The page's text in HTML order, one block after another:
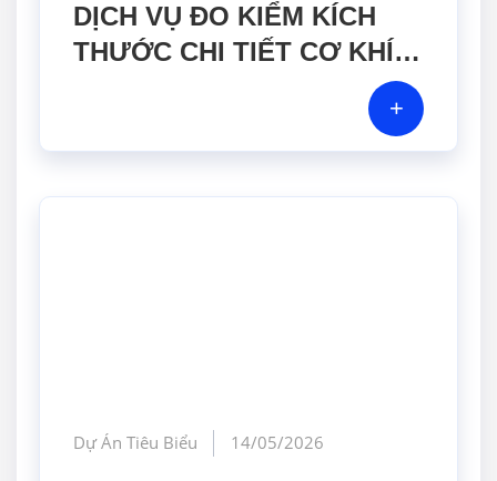
DỊCH VỤ ĐO KIỂM KÍCH
THƯỚC CHI TIẾT CƠ KHÍ
BẰNG MÁY CMM CHÍNH
XÁC CAO TẠI GERA HI-
TECH VIỆT NAM
+
Dự Án Tiêu Biểu 14/05/2026